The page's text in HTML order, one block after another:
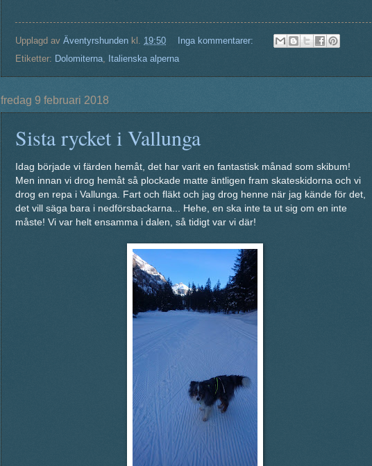
Upplagd av Äventyrshunden kl. 19:50
Inga kommentarer:
Etiketter: Dolomiterna, Italienska alperna
fredag 9 februari 2018
Sista rycket i Vallunga
Idag började vi färden hemåt, det har varit en fantastisk månad som skibum!
Men innan vi drog hemåt så plockade matte äntligen fram skateskidorna och vi
drog en repa i Vallunga. Fart och fläkt och jag drog henne när jag kände för det,
det vill säga bara i nedförsbackarna... Hehe, en ska inte ta ut sig om en inte
måste! Vi var helt ensamma i dalen, så tidigt var vi där!